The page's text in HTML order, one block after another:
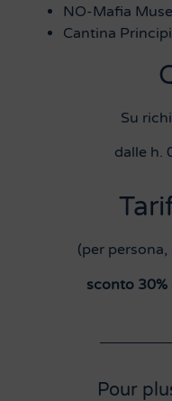
NO-Mafia
Cantina
Su
dalle h.
(per
sconto
Pour